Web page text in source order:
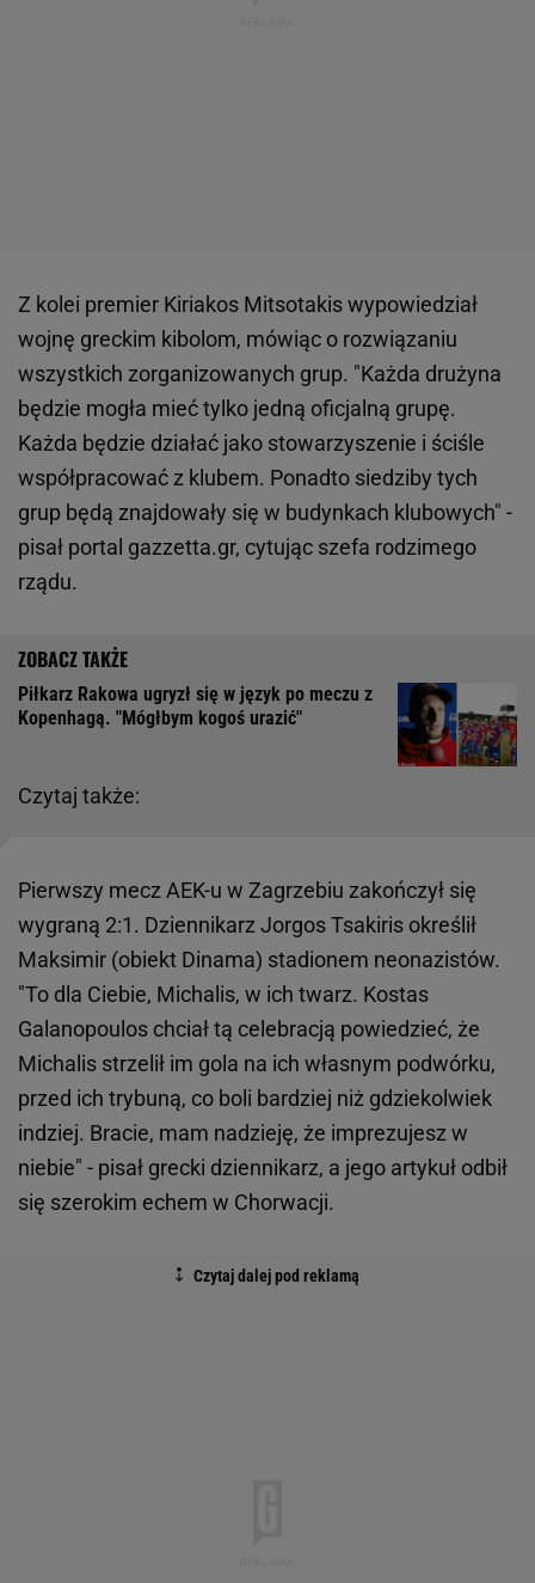
Z kolei premier Kiriakos Mitsotakis wypowiedział
wojnę greckim kibolom, mówiąc o rozwiązaniu
wszystkich zorganizowanych grup. "Każda drużyna
będzie mogła mieć tylko jedną oficjalną grupę.
Każda będzie działać jako stowarzyszenie i ściśle
współpracować z klubem. Ponadto siedziby tych
grup będą znajdowały się w budynkach klubowych" -
pisał portal gazzetta.gr, cytując szefa rodzimego
rządu.
Czytaj także:
Piłkarz Rakowa ugryzł się w język po meczu z
Kopenhagą. "Mógłbym kogoś urazić"
Pierwszy mecz AEK-u w Zagrzebiu zakończył się
wygraną 2:1. Dziennikarz Jorgos Tsakiris określił
Maksimir (obiekt Dinama) stadionem neonazistów.
"To dla Ciebie, Michalis, w ich twarz. Kostas
Galanopoulos chciał tą celebracją powiedzieć, że
Michalis strzelił im gola na ich własnym podwórku,
przed ich trybuną, co boli bardziej niż gdziekolwiek
indziej. Bracie, mam nadzieję, że imprezujesz w
niebie" - pisał grecki dziennikarz, a jego artykuł odbił
się szerokim echem w Chorwacji.